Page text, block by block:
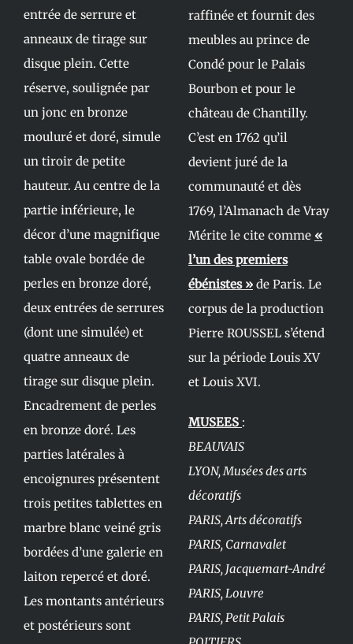
entrée de serrure et
anneaux de tirage sur
disque plein. Cette
réserve, soulignée par
un jonc en bronze
mouluré et doré, simule
un tiroir de petite
hauteur. Au centre de la
partie inférieure, le
décor d’une magnifique
table ovale bordée de
perles en bronze doré,
deux entrées de serrures
(dont une simulée) et
quatre anneaux de
tirage sur disque plein.
Encadrement de perles
en bronze doré. Les
parties latérales à
encoignures présentent
trois petites tablettes en
marbre blanc veiné gris
bordées d’une galerie en
laiton repercé et doré.
Les montants antérieurs
et postérieurs sont
raffinée et fournit des
meubles au prince de
Condé pour le Palais
Bourbon et pour le
château de Chantilly.
C’est en 1762 qu’il
devient juré de la
communauté et dès
1769, l’Almanach de Vray
Mérite le cite comme «
l’un des premiers
ébénistes » de Paris. Le
corpus de la production
Pierre ROUSSEL s’étend
sur la période Louis XV
et Louis XVI.
MUSEES :
BEAUVAIS
LYON, Musées des arts
décoratifs
PARIS, Arts décoratifs
PARIS, Carnavalet
PARIS, Jacquemart-André
PARIS, Louvre
PARIS, Petit Palais